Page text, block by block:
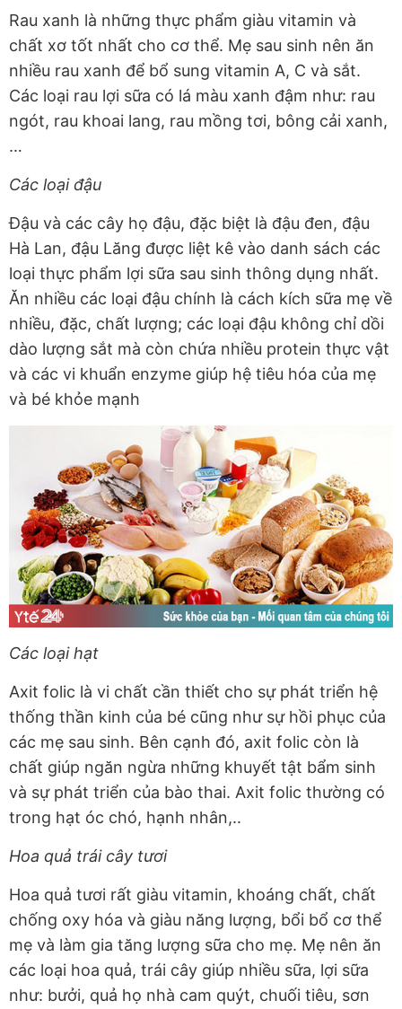
Rau xanh là những thực phẩm giàu vitamin và
chất xơ tốt nhất cho cơ thể. Mẹ sau sinh nên ăn
nhiều rau xanh để bổ sung vitamin A, C và sắt.
Các loại rau lợi sữa có lá màu xanh đậm như: rau
ngót, rau khoai lang, rau mồng tơi, bông cải xanh,
…
Các loại đậu
Đậu và các cây họ đậu, đặc biệt là đậu đen, đậu
Hà Lan, đậu Lăng được liệt kê vào danh sách các
loại thực phẩm lợi sữa sau sinh thông dụng nhất.
Ăn nhiều các loại đậu chính là cách kích sữa mẹ về
nhiều, đặc, chất lượng; các loại đậu không chỉ dồi
dào lượng sắt mà còn chứa nhiều protein thực vật
và các vi khuẩn enzyme giúp hệ tiêu hóa của mẹ
và bé khỏe mạnh
Các loại hạt
Axit folic là vi chất cần thiết cho sự phát triển hệ
thống thần kinh của bé cũng như sự hồi phục của
các mẹ sau sinh. Bên cạnh đó, axit folic còn là
chất giúp ngăn ngừa những khuyết tật bẩm sinh
và sự phát triển của bào thai. Axit folic thường có
trong hạt óc chó, hạnh nhân,..
Hoa quả trái cây tươi
Hoa quả tươi rất giàu vitamin, khoáng chất, chất
chống oxy hóa và giàu năng lượng, bổi bổ cơ thể
mẹ và làm gia tăng lượng sữa cho mẹ. Mẹ nên ăn
các loại hoa quả, trái cây giúp nhiều sữa, lợi sữa
như: bưởi, quả họ nhà cam quýt, chuối tiêu, sơn